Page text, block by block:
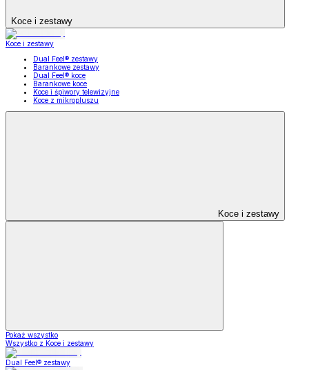
Koce i zestawy
Koce i zestawy
Dual Feel® zestawy
Barankowe zestawy
Dual Feel® koce
Barankowe koce
Koce i śpiwory telewizyjne
Koce z mikropluszu
Koce i zestawy
Pokaż wszystko
Wszystko z Koce i zestawy
Dual Feel® zestawy